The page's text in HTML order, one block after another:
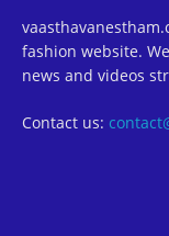
fashion website.
news and videos
Contact us: